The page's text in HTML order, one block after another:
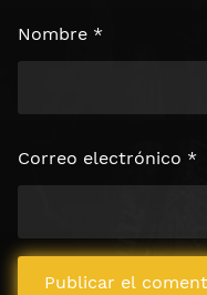
Nombre *
Correo electrónico *